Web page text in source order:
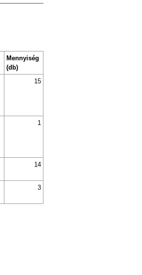
Mennyiség
(db)
15
1
14
3